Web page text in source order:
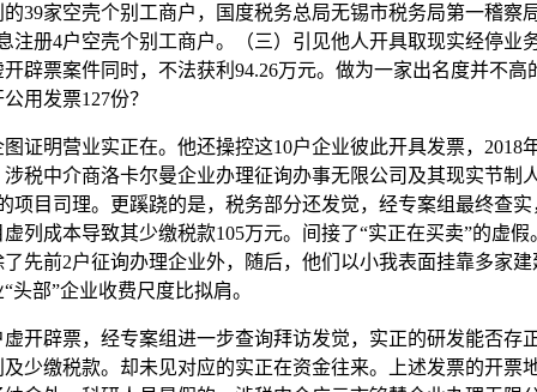
39家空壳个别工商户，国度税务总局无锡市税务局第一稽察
注册4户空壳个别工商户。（三）引见他人开具取现实经停
辟票案件同时，不法获利94.26万元。做为一家出名度并不高
用发票127份？
明营业实正在。他还操控这10户企业彼此开具发票，2018
税中介商洛卡尔曼企业办理征询办事无限公司及其现实节制
项目司理。更蹊跷的是，税务部分还发觉，经专案组最终查
列成本导致其少缴税款105万元。间接了“实正在买卖”的虚
先前2户征询办理企业外，随后，他们以小我表面挂靠多家
部”企业收费尺度比拟肩。
辟票，经专案组进一步查询拜访发觉，实正的研发能否存
缴税款。却未见对应的实正在资金往来。上述发票的开票